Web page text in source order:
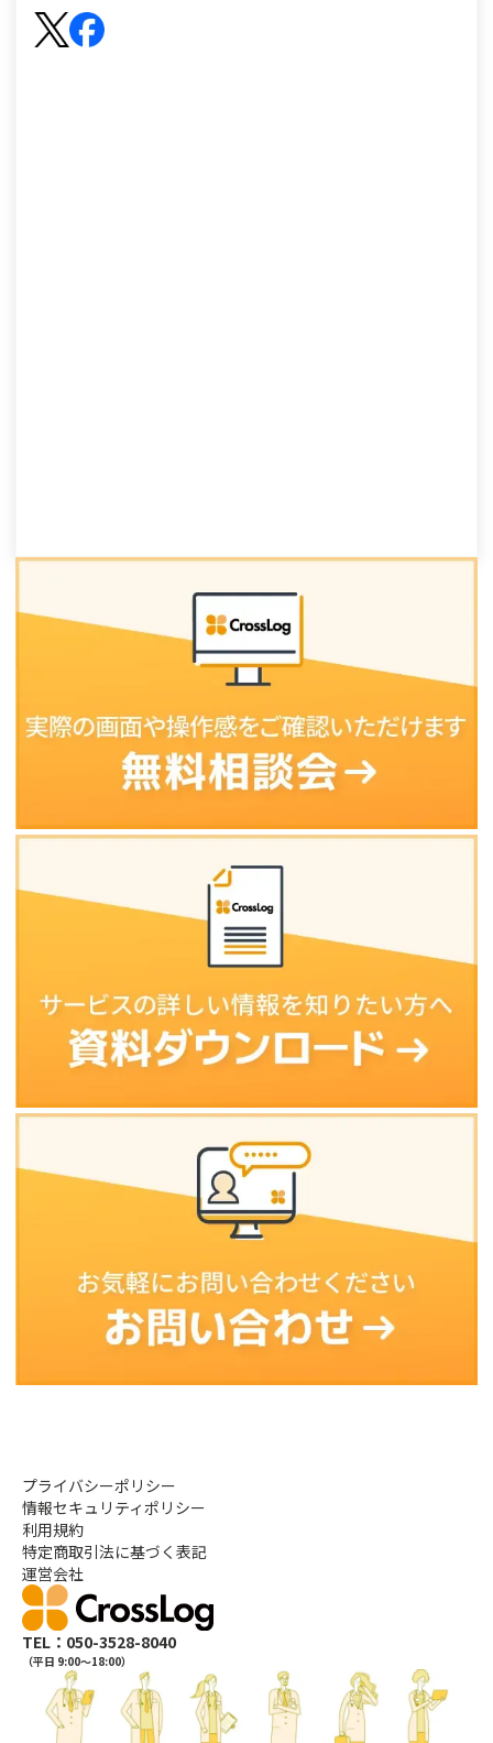
TEL：050-3528-8040
（平日 9:00〜18:00）
プライバシーポリシー
情報セキュリティポリシー
利用規約
特定商取引法に基づく表記
運営会社